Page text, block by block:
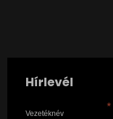
Hírlevél
*
Vezetéknév